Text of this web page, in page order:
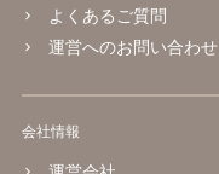
よくあるご質問
運営へのお問い合わせ
会社情報